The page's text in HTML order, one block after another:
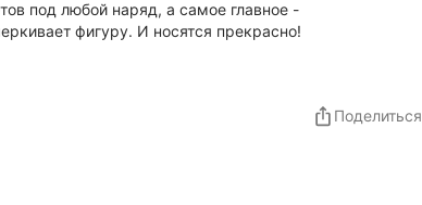
под любой наряд, а самое главное -
фигуру. И носятся прекрасно!
Поделиться